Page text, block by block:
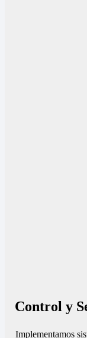
Control y
Implementamos